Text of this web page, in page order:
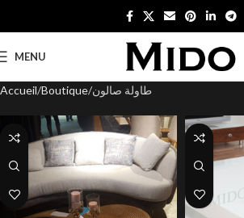
MENU
Accueil Boutique طاولة صالون